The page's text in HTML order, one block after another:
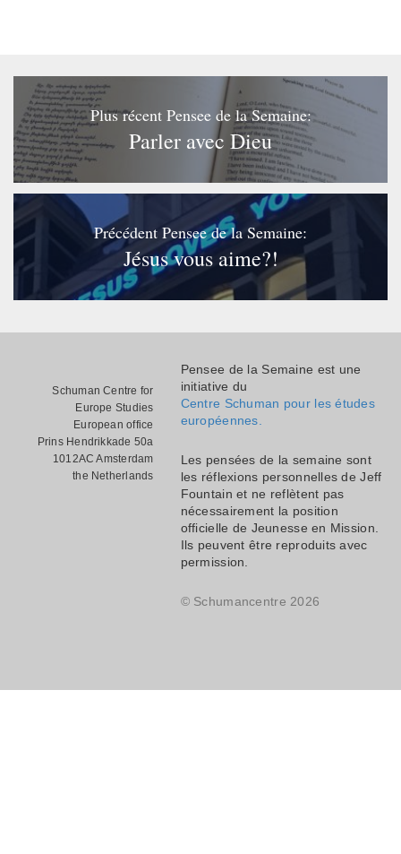
Plus récent Pensee de la Semaine:
Parler avec Dieu
Précédent Pensee de la Semaine:
Jésus vous aime?!
Schuman Centre for
Europe Studies
European office
Prins Hendrikkade 50a
1012AC Amsterdam
the Netherlands
Pensee de la Semaine est une
initiative du
Centre Schuman pour les études
européennes.
Les pensées de la semaine sont
les réflexions personnelles de Jeff
Fountain et ne reflètent pas
nécessairement la position
officielle de Jeunesse en Mission.
Ils peuvent être reproduits avec
permission.
© Schumancentre 2026